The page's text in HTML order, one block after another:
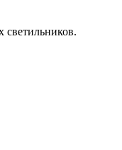
светильников.